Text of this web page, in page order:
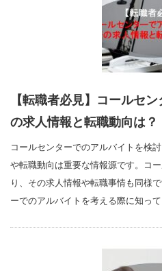
【転職者必見】コールセ
の求人情報と転職動向は？
コールセンターでのアルバイトを検
や転職動向は重要な情報源です。コ
り、その求人情報や転職事情も同様
ーでのアルバイトを考える際に知っ